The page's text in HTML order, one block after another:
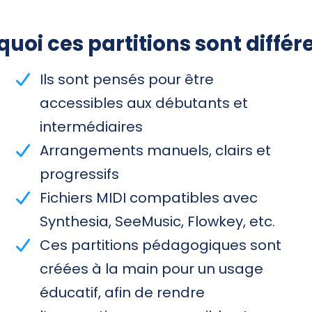
ces partitions sont
Ils sont pensés pour être
accessibles aux débutants et
intermédiaires
Arrangements manuels, clairs et
progressifs
Fichiers MIDI compatibles avec
Synthesia, SeeMusic, Flowkey, etc.
Ces partitions pédagogiques sont
créées à la main pour un usage
éducatif, afin de rendre